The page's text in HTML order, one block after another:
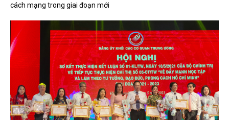
cách mạng trong giai đoạn mới